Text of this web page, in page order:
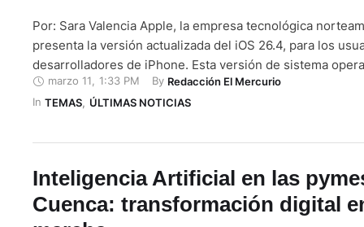
Por: Sara Valencia Apple, la empresa tecnológica
presenta la versión actualizada del iOS 26.4, para los
desarrolladores de iPhone. Esta versión de sistema
implementa nuevos elementos como el menú de
teclado del iPhone y permite que los mensajes sean más
marzo 11 1:33 PM By Redacción El Mercurio
In TEMAS, ÚLTIMAS NOTICIAS
Inteligencia Artificial en las
Cuenca: transformación digital